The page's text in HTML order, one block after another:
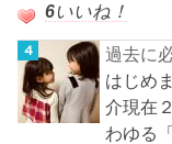
6いいね！
過去に
はじめ
介現在
わゆる